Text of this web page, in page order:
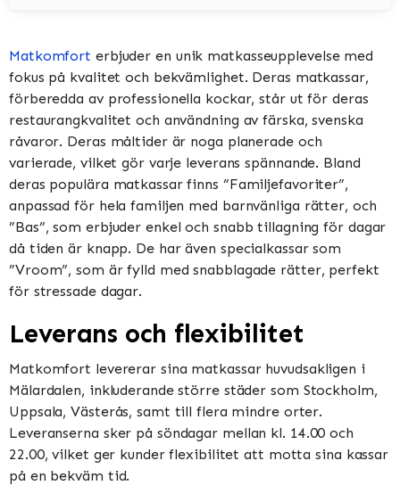
Matkomfort erbjuder en unik matkasseupplevelse med
fokus på kvalitet och bekvämlighet. Deras matkassar,
förberedda av professionella kockar, står ut för deras
restaurangkvalitet och användning av färska, svenska
råvaror. Deras måltider är noga planerade och
varierade, vilket gör varje leverans spännande. Bland
deras populära matkassar finns ”Familjefavoriter”,
anpassad för hela familjen med barnvänliga rätter, och
”Bas”, som erbjuder enkel och snabb tillagning för dagar
då tiden är knapp. De har även specialkassar som
”Vroom”, som är fylld med snabblagade rätter, perfekt
för stressade dagar​​​​.
Leverans och flexibilitet
Matkomfort levererar sina matkassar huvudsakligen i
Mälardalen, inkluderande större städer som Stockholm,
Uppsala, Västerås, samt till flera mindre orter.
Leveranserna sker på söndagar mellan kl. 14.00 och
22.00, vilket ger kunder flexibilitet att motta sina kassar
på en bekväm tid​​​​.